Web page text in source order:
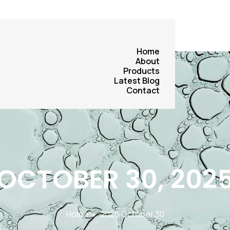
Home
About
Products
Latest Blog
Contact
30,
Home»2025 October 30